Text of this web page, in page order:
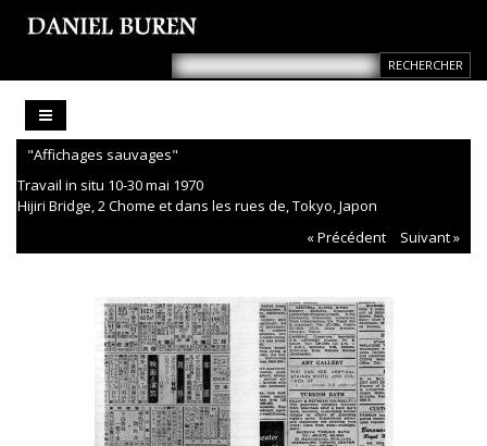
"Affichages sauvages"
Travail in situ 10-30 mai 1970
Hijiri Bridge, 2 Chome et dans les rues de, Tokyo, Japon
« Précédent
Suivant »